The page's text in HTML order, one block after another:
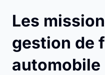
Les
gestion de
automobile